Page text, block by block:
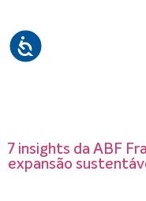
7 insights da ABF
expansão